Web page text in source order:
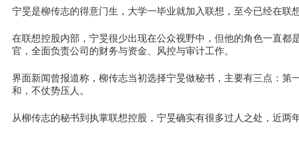
宁旻是柳传志的得意门生，大学一毕业就加入联想，至今已经在联
在联想控股内部，宁旻很少出现在公众视野中，但他的角色一直
官，全面负责公司的财务与资金、风控与审计工作。
界面新闻曾报道称，柳传志当初选择宁旻做秘书，主要有三点：
和，不仗势压人。
从柳传志的秘书到执掌联想控股，宁旻确实有很多过人之处，近两